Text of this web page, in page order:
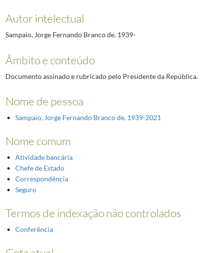
Autor intelectual
Sampaio, Jorge Fernando Branco de. 1939-
Âmbito e conteúdo
Documento assinado e rubricado pelo Presidente da República.
Nome de pessoa
Sampaio, Jorge Fernando Branco de. 1939-2021
Nome comum
Atividade bancária
Chefe de Estado
Correspondência
Seguro
Termos de indexação não controlados
Conferência